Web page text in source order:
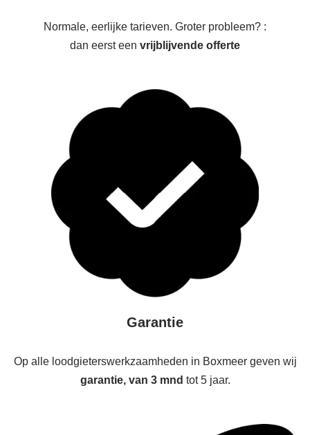
Normale, eerlijke tarieven. Groter probleem? :
dan eerst een vrijblijvende offerte
Garantie
Op alle loodgieterswerkzaamheden in Boxmeer geven wij
garantie, van 3 mnd tot 5 jaar.